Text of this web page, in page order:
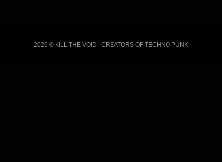
2026 © KILL THE VOID | CREATORS OF TECHNO PUNK